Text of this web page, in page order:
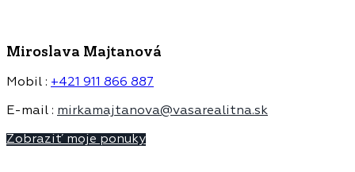
Miroslava Majtanová
Mobil : +421 911 866 887
E-mail : mirkamajtanova@vasarealitna.sk
Zobraziť moje ponuky